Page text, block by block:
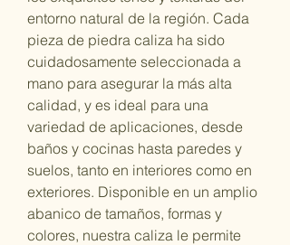
entorno natural de la región. Cada
pieza de piedra caliza ha sido
cuidadosamente seleccionada a
mano para asegurar la más alta
calidad, y es ideal para una
variedad de aplicaciones, desde
baños y cocinas hasta paredes y
suelos, tanto en interiores como en
exteriores. Disponible en un amplio
abanico de tamaños, formas y
colores, nuestra caliza le permite